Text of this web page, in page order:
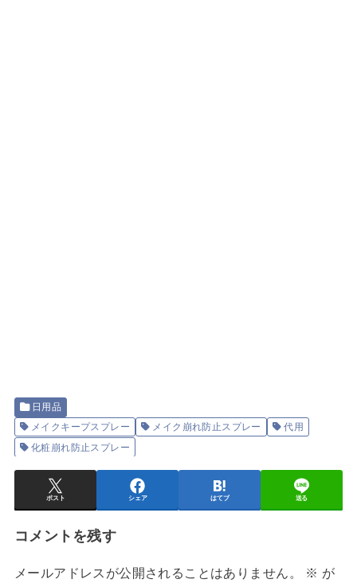
日用品
メイクキープスプレー
メイク崩れ防止スプレー
代用
化粧崩れ防止スプレー
ポスト シェア はてブ 送る
コメントを残す
メールアドレスが公開されることはありません。 ※ が